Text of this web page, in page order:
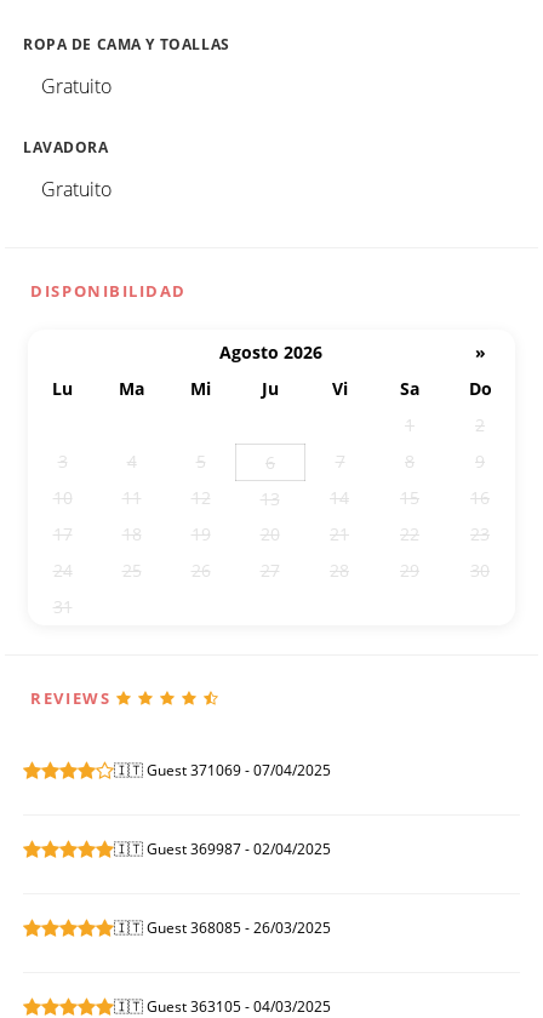
ROPA DE CAMA Y TOALLAS
Gratuito
LAVADORA
Gratuito
DISPONIBILIDAD
Agosto 2026
»
Lu
Ma Mi Ju Vi Sa
Do
1
2
3
4 5 6 7 8
9
10
11 12 13 14 15
16
17
18 19 20 21 22
23
24
25 26 27 28 29
30
31
REVIEWS
🇮🇹 Guest 371069 - 07/04/2025
🇮🇹 Guest 369987 - 02/04/2025
🇮🇹 Guest 368085 - 26/03/2025
🇮🇹 Guest 363105 - 04/03/2025